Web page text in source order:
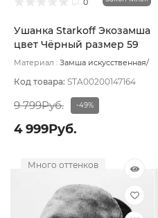
Ушанка Starkoff Экозамша
цвет Чёрный размер 59
Материал : Замша искусственная/
Флис
Код товара: STA00200147164
9 799Руб. -49%
4 999Руб.
Много оттенков